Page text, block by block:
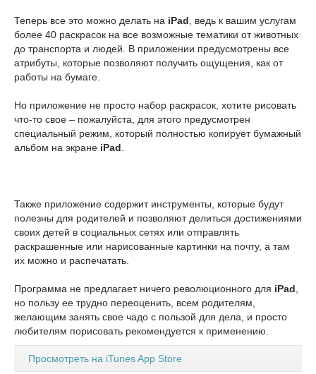
Теперь все это можно делать на iPad , ведь к вашим услугам
более 40 раскрасок на все возможные тематики от животных
до транспорта и людей. В приложении предусмотрены все
атрибуты, которые позволяют получить ощущения, как от
работы на бумаге.
Но приложение не просто набор раскрасок, хотите рисовать
что-то свое – пожалуйста, для этого предусмотрен
специальный режим, который полностью копирует бумажный
альбом на экране iPad
Также приложение содержит инструменты, которые будут
полезны для родителей и позволяют делиться достижениями
своих детей в социальных сетях или отправлять
раскрашенные или нарисованные картинки на почту, а там
их можно и распечатать.
Программа не предлагает ничего революционного для iPad
но пользу ее трудно переоценить, всем родителям,
желающим занять свое чадо с пользой для дела, и просто
любителям порисовать рекомендуется к применению.
Просмотреть на iTunes App Store